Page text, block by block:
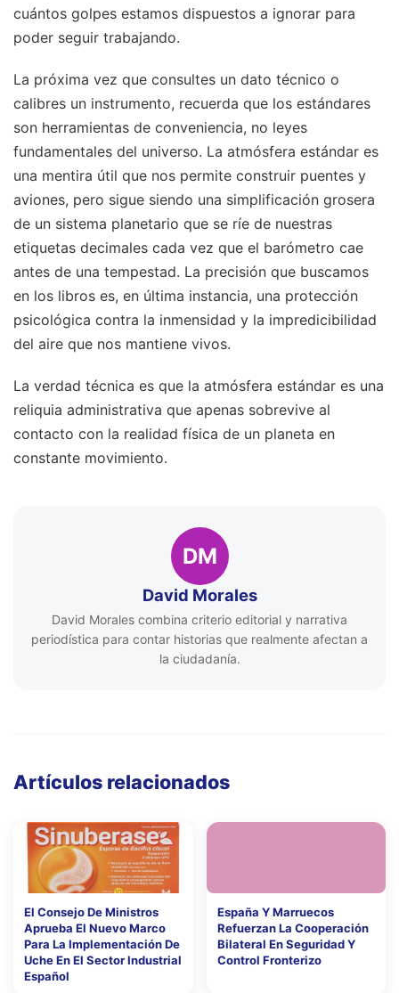
cuántos golpes estamos dispuestos a ignorar para
poder seguir trabajando.
La próxima vez que consultes un dato técnico o
calibres un instrumento, recuerda que los estándares
son herramientas de conveniencia, no leyes
fundamentales del universo. La atmósfera estándar es
una mentira útil que nos permite construir puentes y
aviones, pero sigue siendo una simplificación grosera
de un sistema planetario que se ríe de nuestras
etiquetas decimales cada vez que el barómetro cae
antes de una tempestad. La precisión que buscamos
en los libros es, en última instancia, una protección
psicológica contra la inmensidad y la impredicibilidad
del aire que nos mantiene vivos.
La verdad técnica es que la atmósfera estándar es una
reliquia administrativa que apenas sobrevive al
contacto con la realidad física de un planeta en
constante movimiento.
DM
David Morales
David Morales combina criterio editorial y narrativa
periodística para contar historias que realmente afectan a
la ciudadanía.
Artículos relacionados
El Consejo De Ministros
Aprueba El Nuevo Marco
Para La Implementación De
Uche En El Sector Industrial
Español
España Y Marruecos
Refuerzan La Cooperación
Bilateral En Seguridad Y
Control Fronterizo